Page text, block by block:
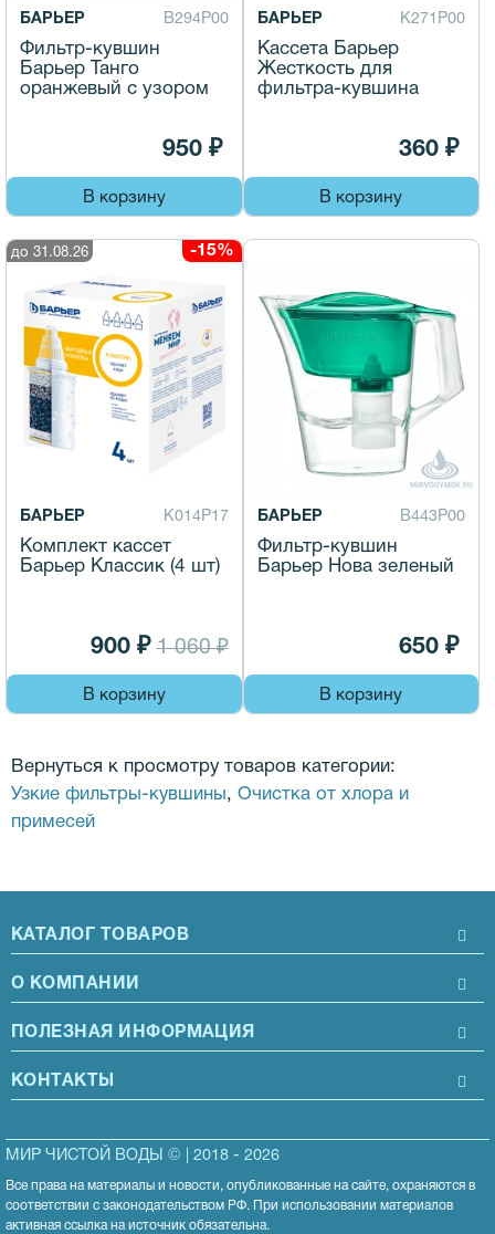
БАРЬЕР В294Р00
Фильтр-кувшин
Барьер Танго
оранжевый с узором
950 ₽
В корзину
БАРЬЕР К271Р00
Кассета Барьер
Жесткость для
фильтра-кувшина
360 ₽
В корзину
-15%
до 31.08.26
БАРЬЕР К014Р17
Комплект кассет
Барьер Классик (4 шт)
900 ₽ 1 060 ₽
В корзину
БАРЬЕР В443Р00
Фильтр-кувшин
Барьер Нова зеленый
650 ₽
В корзину
Вернуться к просмотру товаров категории:
Узкие фильтры-кувшины, Очистка от хлора и
примесей
КАТАЛОГ ТОВАРОВ
О КОМПАНИИ
ПОЛЕЗНАЯ ИНФОРМАЦИЯ
КОНТАКТЫ
МИР ЧИСТОЙ ВОДЫ © | 2018 - 2026
Все права на материалы и новости, опубликованные на сайте, охраняются в
соответствии с законодательством РФ. При использовании материалов
активная ссылка на источник обязательна.